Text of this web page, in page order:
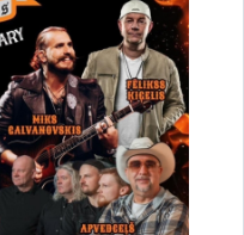
uzzina!
savā e-pastā.